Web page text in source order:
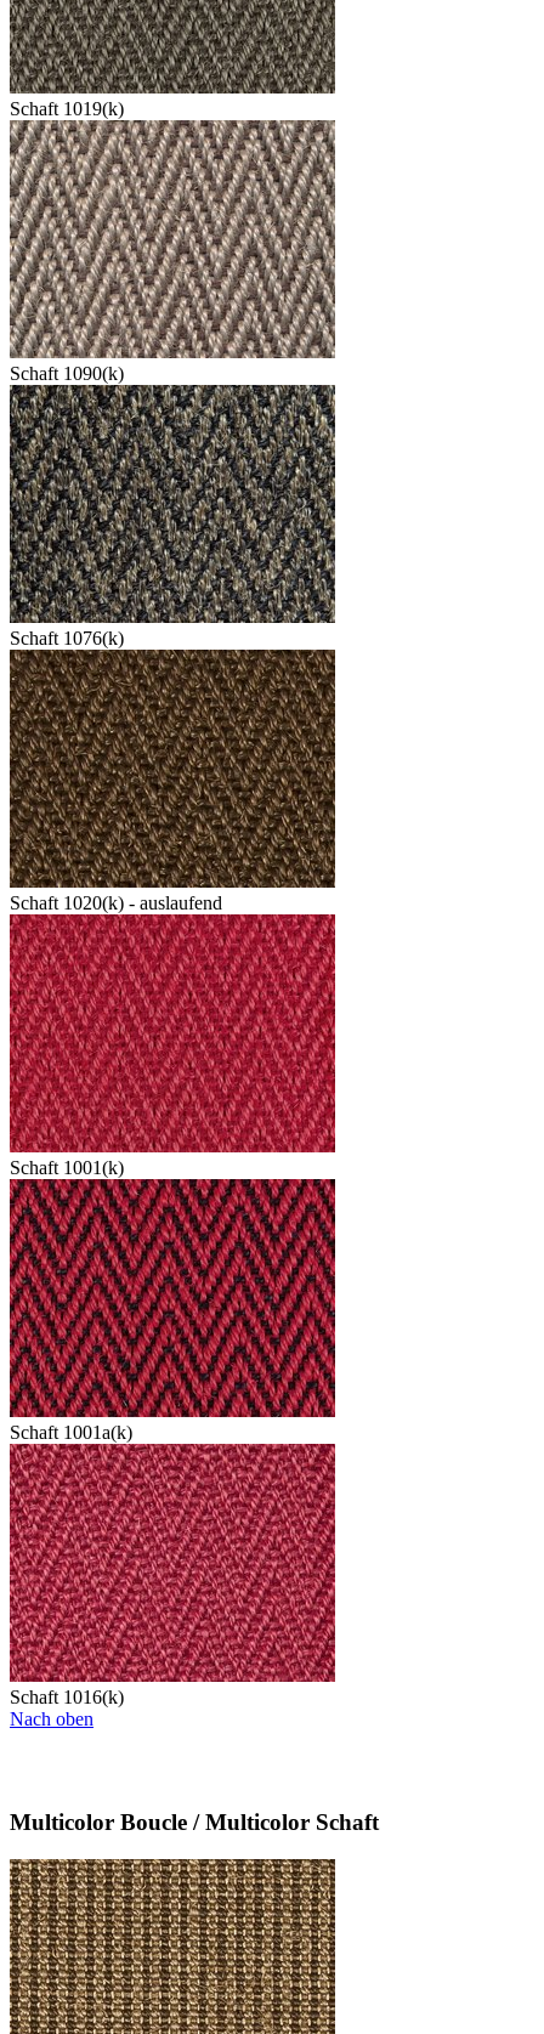
Schaft 1019(k)
Schaft 1090(k)
Schaft 1076(k)
Schaft 1020(k) - auslaufend
Schaft 1001(k)
Schaft 1001a(k)
Schaft 1016(k)
Nach oben
Multicolor Boucle / Multicolor Schaft